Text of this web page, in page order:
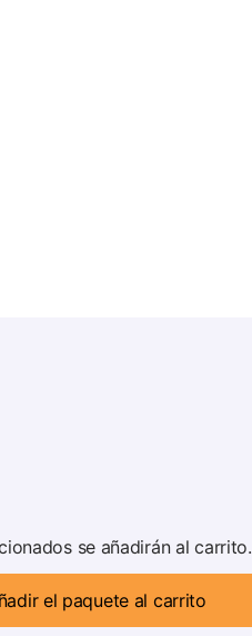
se añadirán al carrito.
el paquete al carrito